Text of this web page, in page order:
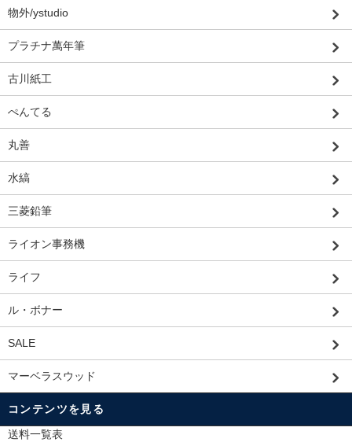
物外/ystudio
プラチナ萬年筆
古川紙工
ぺんてる
丸善
水縞
三菱鉛筆
ライオン事務機
ライフ
ル・ボナー
SALE
マーベラスウッド
コンテンツを見る
送料一覧表